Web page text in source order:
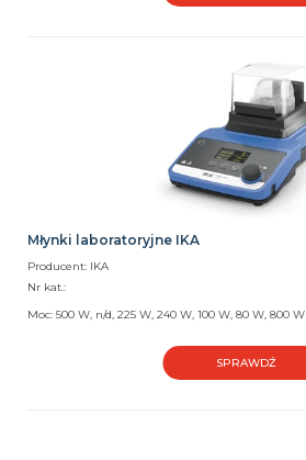
Młynki laboratoryjne IKA
Producent: IKA
Nr kat.:
Moc: 500 W, n/d, 225 W, 240 W, 100 W, 80 W, 800 W
SPRAWDŹ